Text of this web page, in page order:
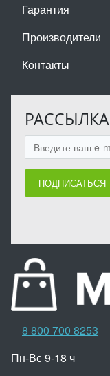
Гарантия
Производители
Контакты
РАССЫЛКА
ПОДПИСАТЬСЯ
8 800 700 8253
Пн-Вс 9-18 ч